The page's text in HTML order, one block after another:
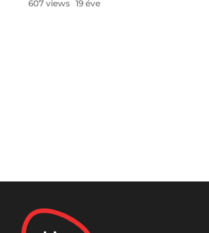
607 views 19 éve